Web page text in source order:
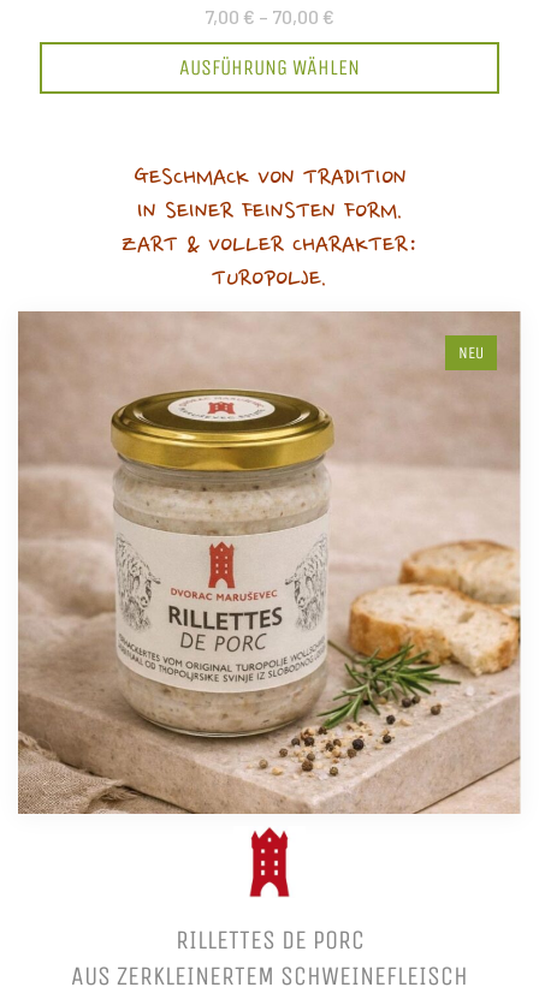
7,00 € – 70,00 €
AUSFÜHRUNG WÄHLEN
GESCHMACK VON TRADITION
IN SEINER FEINSTEN FORM.
ZART & VOLLER CHARAKTER:
TUROPOLJE.
NEU
RILLETTES DE PORC
AUS ZERKLEINERTEM SCHWEINEFLEISCH